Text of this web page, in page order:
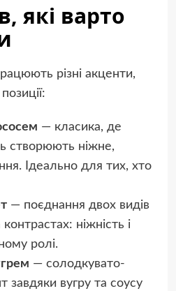
які варто
різні акценти,
— класика, де
створюють ніжне,
Ідеально для тих, хто
— поєднання двох видів
ніжність і
ролі.
— солодкувато-
завдяки вугру та соусу